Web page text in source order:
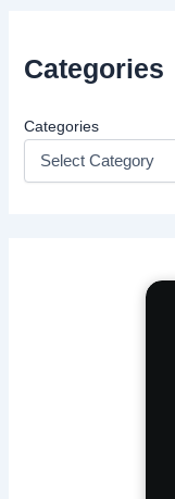
Categories
Categories